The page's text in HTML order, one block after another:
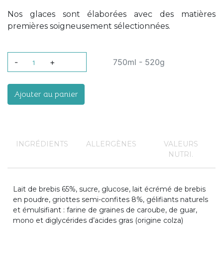
Nos glaces sont élaborées avec des matières
premières soigneusement sélectionnées.
- + 750ml - 520g
Ajouter au panier
INGRÉDIENTS ALLERGÈNES
VALEURS
NUTRI.
Lait de brebis 65%, sucre, glucose, lait écrémé de brebis
en poudre, griottes semi-confites 8%, gélifiants naturels
et émulsifiant : farine de graines de caroube, de guar,
mono et diglycérides d’acides gras (origine colza)